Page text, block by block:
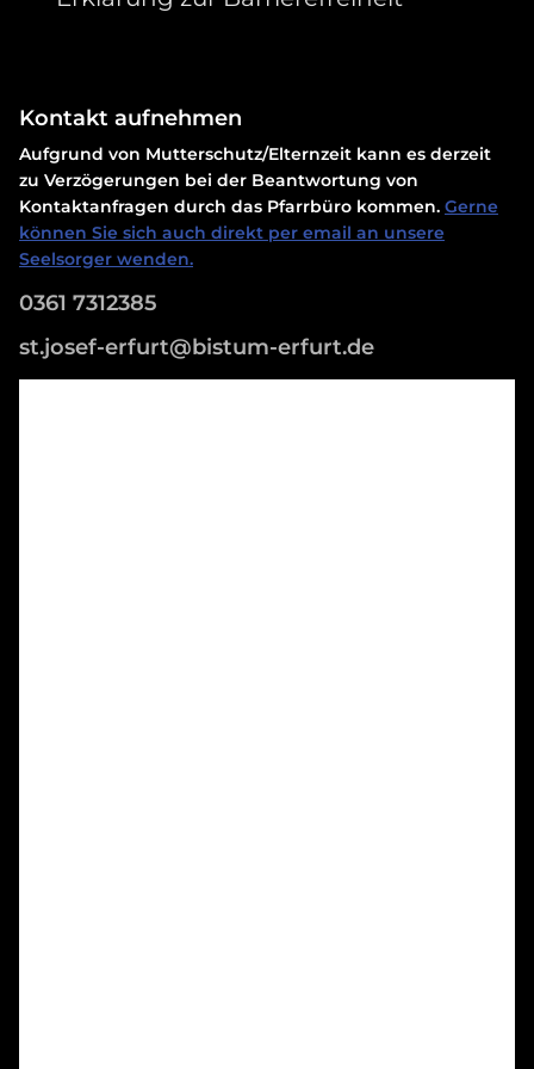
Kontakt aufnehmen
Aufgrund von Mutterschutz/Elternzeit kann es derzeit
zu Verzögerungen bei der Beantwortung von
Kontaktanfragen durch das Pfarrbüro kommen. Gerne
können Sie sich auch direkt per email an unsere
Seelsorger wenden.
0361 7312385
st.josef-erfurt@bistum-erfurt.de